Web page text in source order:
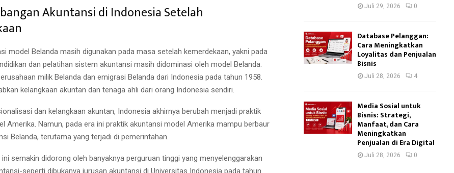
Akuntansi di Indonesia Setelah
model Belanda masih digunakan pada masa setelah kemerdekaan, yakni pada
dan pelatihan sistem akuntansi masih didominasi oleh model Belanda.
milik Belanda dan emigrasi Belanda dari Indonesia pada tahun 1958.
kelangkaan akuntan dan tenaga ahli dari orang Indonesia sendiri.
dan kelangkaan akuntan, Indonesia akhirnya berubah menjadi praktik
Amerika. Namun, pada era ini praktik akuntansi model Amerika mampu berbaur
Belanda, terutama yang terjadi di pemerintahan.
semakin didorong oleh banyaknya perguruan tinggi yang menyelenggarakan
seperti dibukanya jurusan akuntansi di Universitas Indonesia pada tahun
Juli 29, 2026 0
Database Pelanggan:
Cara Meningkatkan
Loyalitas dan Penjualan
Bisnis
Juli 28, 2026 4
Media Sosial untuk
Bisnis: Strategi,
Manfaat, dan Cara
Meningkatkan
Penjualan di Era Digital
Juli 28, 2026 0